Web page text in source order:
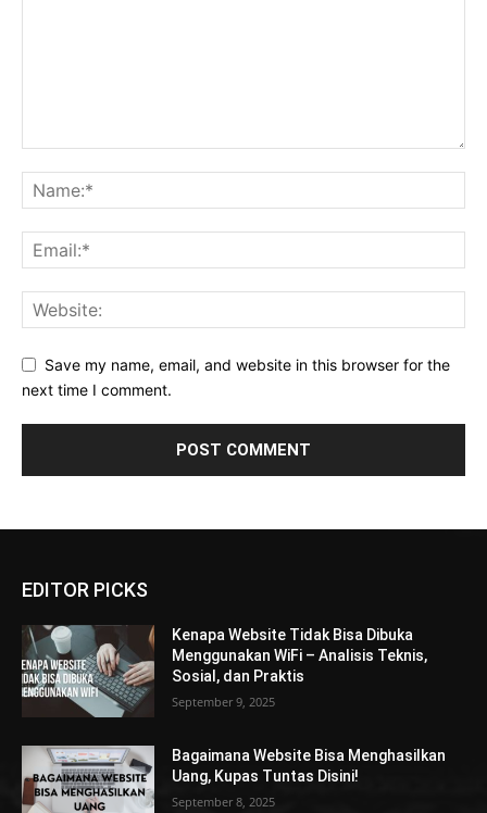
Save my name, email, and website in this browser for the
next time I comment.
EDITOR PICKS
Kenapa Website Tidak Bisa Dibuka
Menggunakan WiFi – Analisis Teknis,
Sosial, dan Praktis
September 9, 2025
Bagaimana Website Bisa Menghasilkan
Uang, Kupas Tuntas Disini!
September 8, 2025